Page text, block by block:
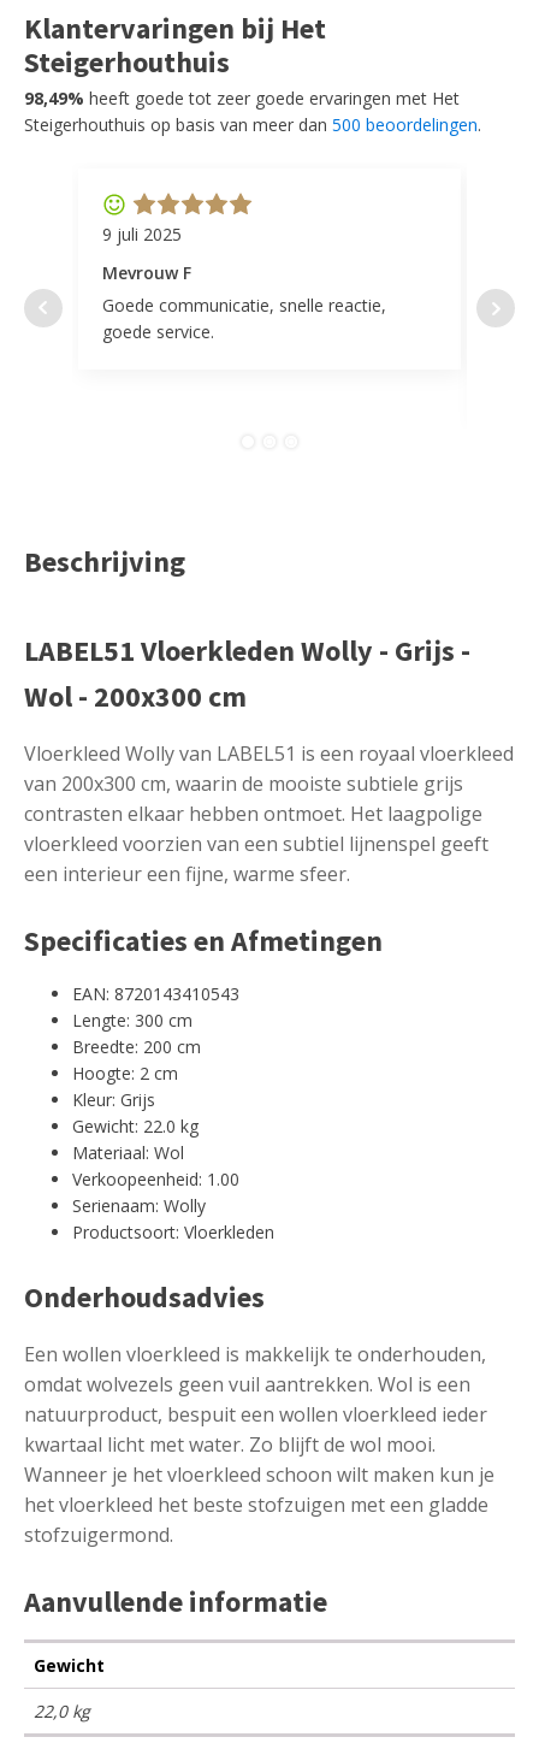
Klantervaringen bij Het
Steigerhouthuis
98,49% heeft goede tot zeer goede ervaringen met Het
Steigerhouthuis op basis van meer dan 500 beoordelingen.
9 juli 2025
Mevrouw F
Goede communicatie, snelle reactie,
goede service.
door
Beschrijving
LABEL51 Vloerkleden Wolly - Grijs -
Wol - 200x300 cm
Vloerkleed Wolly van LABEL51 is een royaal vloerkleed
van 200x300 cm, waarin de mooiste subtiele grijs
contrasten elkaar hebben ontmoet. Het laagpolige
vloerkleed voorzien van een subtiel lijnenspel geeft
een interieur een fijne, warme sfeer.
Specificaties en Afmetingen
EAN: 8720143410543
Lengte: 300 cm
Breedte: 200 cm
Hoogte: 2 cm
Kleur: Grijs
Gewicht: 22.0 kg
Materiaal: Wol
Verkoopeenheid: 1.00
Serienaam: Wolly
Productsoort: Vloerkleden
Onderhoudsadvies
Een wollen vloerkleed is makkelijk te onderhouden,
omdat wolvezels geen vuil aantrekken. Wol is een
natuurproduct, bespuit een wollen vloerkleed ieder
kwartaal licht met water. Zo blijft de wol mooi.
Wanneer je het vloerkleed schoon wilt maken kun je
het vloerkleed het beste stofzuigen met een gladde
stofzuigermond.
Aanvullende informatie
Gewicht
22,0 kg